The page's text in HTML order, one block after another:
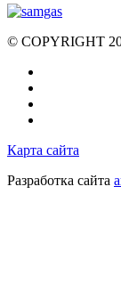
© COPYRIGHT
Карта сайта
Разработка сайта